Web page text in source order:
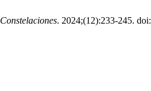
Constelaciones. 2024;(12):233-245. doi: